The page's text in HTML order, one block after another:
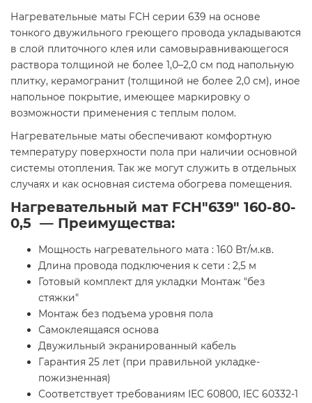
Нагревательные маты FCH серии 639 на основе
тонкого двужильного греющего провода укладываются
в слой плиточного клея или самовыравнивающегося
раствора толщиной не более 1,0–2,0 см под напольную
плитку, керамогранит (толщиной не более 2,0 см), иное
напольное покрытие, имеющее маркировку о
возможности применения с теплым полом.
Нагревательные маты обеспечивают комфортную
температуру поверхности пола при наличии основной
системы отопления. Так же могут служить в отдельных
случаях и как основная система обогрева помещения.
Нагревательный мат FCH"639" 160-80-
0,5 — Преимущества:
Мощность нагревательного мата : 160 Вт/м.кв.
Длина провода подключения к сети : 2,5 м
Готовый комплект для укладки Монтаж "без
стяжки"
Монтаж без подъема уровня пола
Самоклеящаяся основа
Двужильный экранированный кабель
Гарантия 25 лет (при правильной укладке-
пожизненная)
Соответствует требованиям IEC 60800, IEC 60332-1